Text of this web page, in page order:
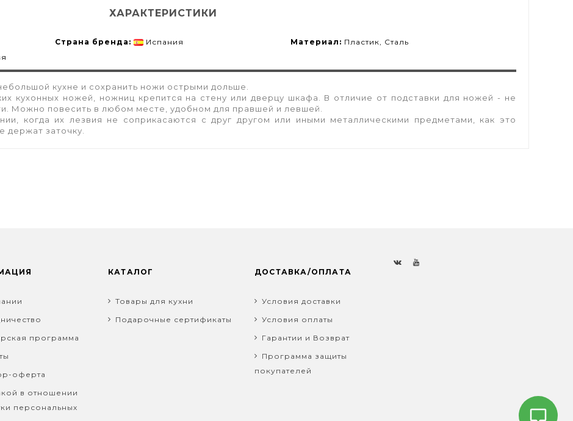
ХАРАКТЕРИСТИКИ
Страна бренда: Испания Материал: Пластик, Сталь
кухне и сохранить ножи острыми дольше.
кухонных ножей, ножниц крепится на стену или дверцу шкафа. В отличие от подставки для ножей - не
Можно повесить в любом месте, удобном для правшей и левшей.
когда их лезвия не соприкасаются с друг другом или иными металлическими предметами, как это
держат заточку.
программа
оферта
в отношении
персональных
КАТАЛОГ
Товары для кухни
Подарочные сертификаты
ДОСТАВКА/ОПЛАТА
Условия доставки
Условия оплаты
Гарантии и Возврат
Программа защиты
покупателей